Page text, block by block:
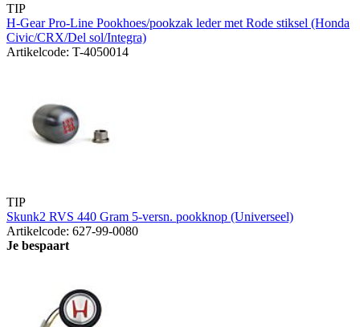
TIP
H-Gear Pro-Line Pookhoes/pookzak leder met Rode stiksel (Honda
Civic/CRX/Del sol/Integra)
Artikelcode: T-4050014
TIP
Skunk2 RVS 440 Gram 5-versn. pookknop (Universeel)
Artikelcode: 627-99-0080
Je bespaart